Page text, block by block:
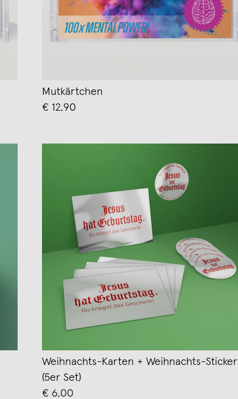
Mutkärtchen
€ 12,90
Weihnachts-Karten + Weihnachts-Sticker
(5er Set)
€ 6,00